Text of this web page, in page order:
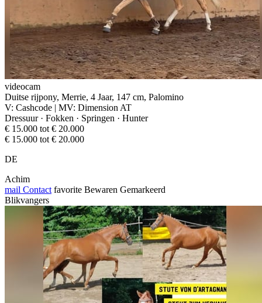
videocam
Duitse rijpony, Merrie, 4 Jaar, 147 cm, Palomino
V: Cashcode | MV: Dimension AT
Dressuur · Fokken · Springen · Hunter
€ 15.000 tot € 20.000
€ 15.000 tot € 20.000
DE
Achim
mail Contact favorite Bewaren Gemarkeerd
Blikvangers